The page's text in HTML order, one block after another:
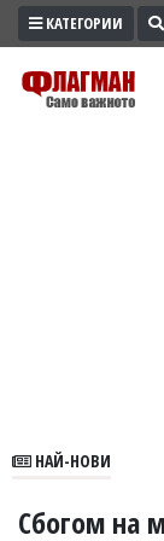
ПРОМО
ЗОНА
В
КАТЕГОРИИ
НАЙ-НОВИ
Сбогом на